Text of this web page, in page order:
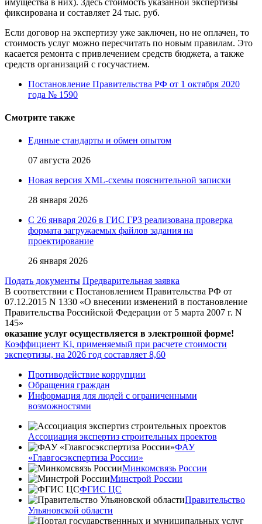
фиксирована и составляет 24 тыс. руб.
Если договор на экспертизу уже заключен, но не оплачен, то
стоимость услуг можно пересчитать по новым правилам. Это
касается ремонта с привлечением средств бюджета, а также
средств организаций с госучастием.
Постановление Правительства РФ от 1 октября 2020
года № 1590
Смотрите также
Единые стандарты и обмен опытом
07 августа 2026
Новая версия XML-схемы пояснительной записки
28 января 2026
С 26 января 2026 в ГИС ГРЗ реализована проверка
формата загружаемых файлов задания на
проектирование
26 января 2026
Подать документы Предварительная заявка
В соответствии с Постановлением Правительства РФ от
07.12.2015 N 1330 «О внесении изменений в постановление
Правительства Российской Федерации от 5 марта 2007 г. N
145»
оказание услуг осуществляется в электронной форме!
Коэффициент Ki, применяемый при расчете стоимости
экспертизы, на 2026 год составляет 8,60
Противодействие коррупции
Обращения граждан
Информация для людей с ограниченными
возможностями
Ассоциация экспертиз строительных проектов
ФАУ
«Главгосэкспертиза России»
Минкомсвязь России
Минстрой России
ФГИС ЦС
Правительство
Ульяновской области